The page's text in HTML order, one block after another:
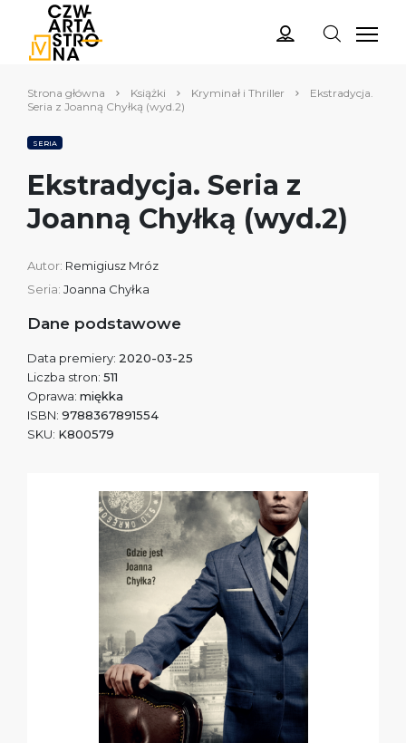
Strona główna Książki Kryminał i Thriller
Ekstradycja.
Seria z Joanną Chyłką (wyd.2)
SERIA
Ekstradycja. Seria z
Joanną Chyłką (wyd.2)
Autor: Remigiusz Mróz
Seria: Joanna Chyłka
Dane podstawowe
Data premiery: 2020-03-25
Liczba stron: 511
Oprawa: miękka
ISBN: 9788367891554
SKU: K800579